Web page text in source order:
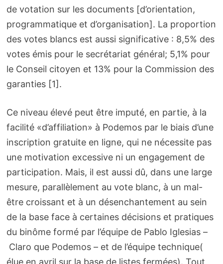
de votation sur les documents [d’orientation,
programmatique et d’organisation]. La proportion
des votes blancs est aussi significative : 8,5% des
votes émis pour le secrétariat général; 5,1% pour
le Conseil citoyen et 13% pour la Commission des
garanties [1].
Ce niveau élevé peut être imputé, en partie, à la
facilité «d’affiliation» à Podemos par le biais d’une
inscription gratuite en ligne, qui ne nécessite pas
une motivation excessive ni un engagement de
participation. Mais, il est aussi dû, dans une large
mesure, parallèlement au vote blanc, à un mal-
être croissant et à un désenchantement au sein
de la base face à certaines décisions et pratiques
du binôme formé par l’équipe de Pablo Iglesias –
Claro que Podemos – et de l’équipe technique(
élue en avril sur la base de listes fermées). Tout